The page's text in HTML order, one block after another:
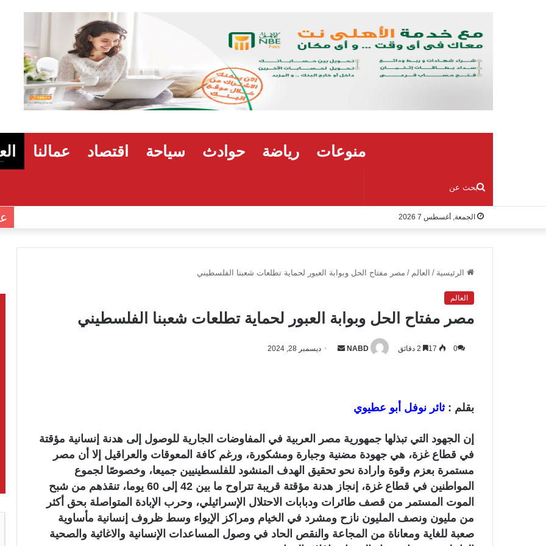
عمالنا اقتصاد سياحة حوادث رياضة منوعات
بحث
عن
الجمعة, أغسطس 7 2026
الرئيسية / العالم / مصر مفتاح الحل وبوابة العبور لحماية تطلعات شعبنا الفلسطيني
العالم
مصر مفتاح الحل وبوابة العبور لحماية تطلعات شعبنا الفلسطيني
NABD
ل
ك
ت
ر
ديسمبر 28, 2024 0
بقلم :ثائر نوفل أبو عطيوي
إن الجهود التي تبذلها جمهورية مصر العربية في المفاوضات الجارية للوصول إلى هدنة إنسانية مؤقتة
في قطاع غزة، هي جهودة مضنية وجبارة ومشكورة، ورغم كافة المعوقات والعراقيل إلا أن مصر
مستمرة بعزم وقوة وارادة نحو تحقيق الهدف المنشود للفلسطينيين جميعا، وخصوصًا لجموع
المواطنين في قطاع غزة، إنجاز هدنة مؤقتة قريبة تتراوح ما بين 42 إلى 60 يوما، تنقذهم من شبح
الموت المستمر من قصف طائرات ودبابات الاحتلال الإسرائيلي، وحرب الإبادة المتواصلة بحق أكثر
من مليون ونصف المليون نازح ومشرد في الخيام ومراكز الإيواء وسط ظروف إنسانية مأساوية
صعبة للغاية ومعاناة من المجاعة والنقص الحاد في وصول المساعدات الإنسانية والاغاثية والصحية